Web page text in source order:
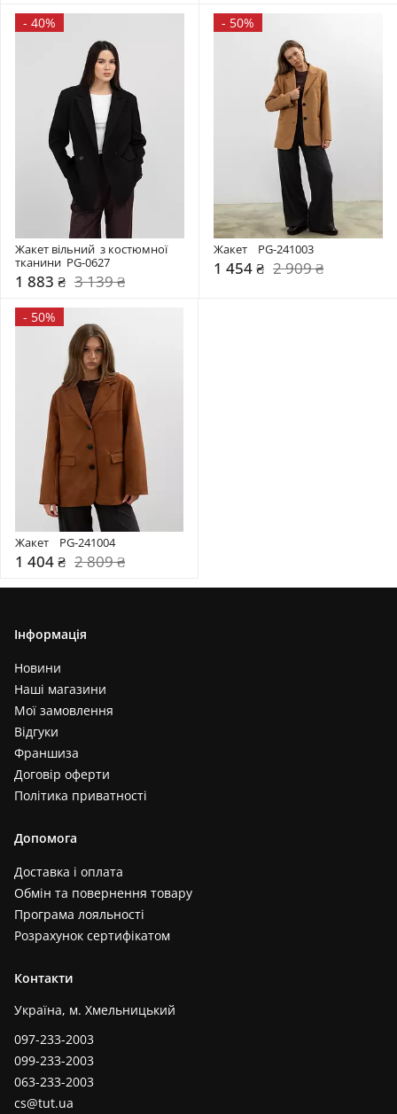
- 40%
Жакет вільний  з костюмної
тканини  PG-0627
1 883 ₴ 3 139 ₴
- 50%
Жакет    PG-241003
1 454 ₴ 2 909 ₴
- 50%
Жакет    PG-241004
1 404 ₴ 2 809 ₴
Інформація
Новини
Наші магазини
Мої замовлення
Відгуки
Франшиза
Договір оферти
Політика приватності
Допомога
Доставка і оплата
Обмін та повернення товару
Програма лояльності
Розрахунок сертифікатом
Контакти
Україна, м. Хмельницький
097-233-2003
099-233-2003
063-233-2003
cs@tut.ua